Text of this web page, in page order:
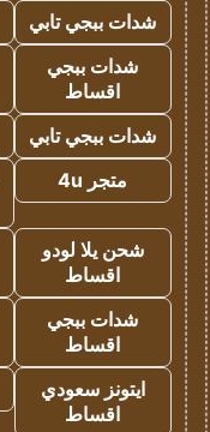
شدات ببجي تابي
شدات ببجي
اقساط
شدات ببجي تابي
متجر 4u
شحن يلا لودو
اقساط
شدات ببجي
اقساط
ايتونز سعودي
اقساط